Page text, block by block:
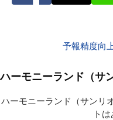
予報精度向
ハーモニーランド（サ
ハーモニーランド（サンリ
ト